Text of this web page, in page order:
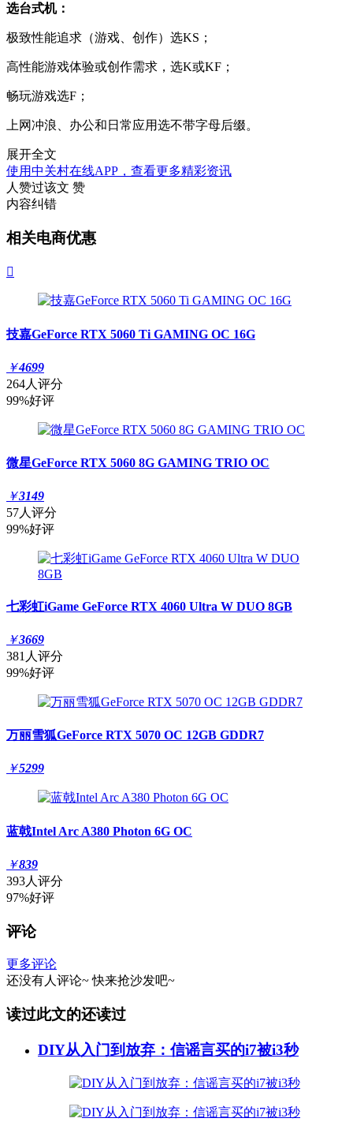
选台式机：
极致性能追求（游戏、创作）选KS；
高性能游戏体验或创作需求，选K或KF；
畅玩游戏选F；
上网冲浪、办公和日常应用选不带字母后缀。
展开全文
使用中关村在线APP，查看更多精彩资讯
人赞过该文 赞
内容纠错
相关电商优惠

技嘉GeForce RTX 5060 Ti GAMING OC 16G
￥4699
264人评分
99%好评
微星GeForce RTX 5060 8G GAMING TRIO OC
￥3149
57人评分
99%好评
七彩虹iGame GeForce RTX 4060 Ultra W DUO 8GB
￥3669
381人评分
99%好评
万丽雪狐GeForce RTX 5070 OC 12GB GDDR7
￥5299
蓝戟Intel Arc A380 Photon 6G OC
￥839
393人评分
97%好评
评论
更多评论
还没有人评论~ 快来抢沙发吧~
读过此文的还读过
DIY从入门到放弃：信谣言买的i7被i3秒